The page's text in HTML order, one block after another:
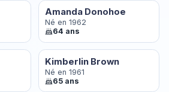
Amanda Donohoe
Né en 1962
64 ans
Kimberlin Brown
Né en 1961
65 ans